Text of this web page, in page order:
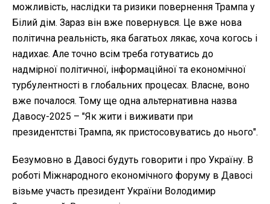
можливість, наслідки та ризики повернення Трампа у
Білий дім. Зараз він вже повернувся. Це вже нова
політична реальність, яка багатьох лякає, хоча когось і
надихає. Але точно всім треба готуватись до
надмірної політичної, інформаційної та економічної
турбулентності в глобальних процесах. Власне, воно
вже почалося. Тому ще одна альтернативна назва
Давосу-2025 – "Як жити і виживати при
президентстві Трампа, як пристосовуватись до нього".
Безумовно в Давосі будуть говорити і про Україну. В
роботі Міжнародного економічного форуму в Давосі
візьме участь президент України Володимир